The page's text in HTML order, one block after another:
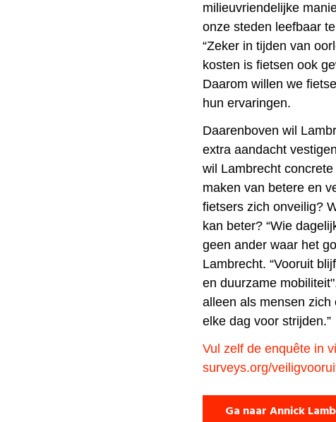
milieuvriendelijke
onze steden leefbaar
“Zeker in tijden van
kosten is fietsen ook
Daarom willen we
hun ervaringen.
Daarenboven wil
extra aandacht
wil Lambrecht
maken van betere en
fietsers zich onveilig?
kan beter? “Wie
geen ander waar het
Lambrecht. “Vooruit
en duurzame
alleen als mensen
elke dag voor strijden.”
Vul zelf de enquête in
surveys.org/
Ga naar Annick